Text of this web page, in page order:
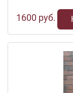
1600 руб.